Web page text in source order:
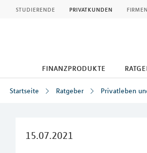
studierende privatkunden
finanzprodukte
Startseite Ratgeber Privatleben
15.07.2021